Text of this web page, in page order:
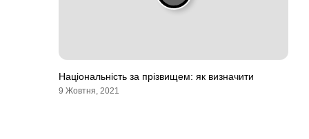
Національність за прізвищем: як визначити
9 Жовтня, 2021